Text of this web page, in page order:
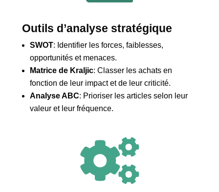
Outils d’analyse stratégique
SWOT: Identifier les forces, faiblesses,
opportunités et menaces.
Matrice de Kraljic: Classer les achats en
fonction de leur impact et de leur criticité.
Analyse ABC: Prioriser les articles selon leur
valeur et leur fréquence.
